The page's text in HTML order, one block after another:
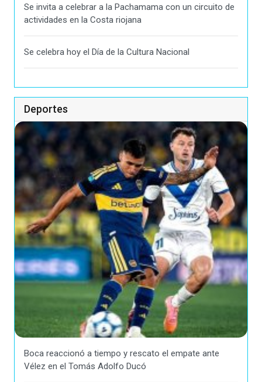
Se invita a celebrar a la Pachamama con un circuito de
actividades en la Costa riojana
Se celebra hoy el Día de la Cultura Nacional
Deportes
Boca reaccionó a tiempo y rescato el empate ante
Vélez en el Tomás Adolfo Ducó